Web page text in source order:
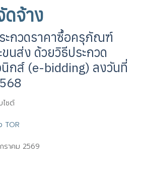
ดจ้าง
ะกวดราคาซื้อครุภัณฑ์
นส่ง ด้วยวิธีประกวด
นิกส์ (e-bidding) ลงวันที่
ไซต์
TOR
ราคม 2569